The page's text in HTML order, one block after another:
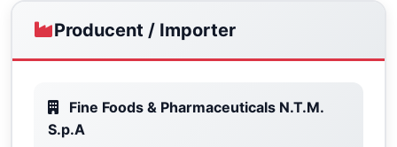
Producent / Importer
Fine Foods & Pharmaceuticals N.T.M.
S.p.A